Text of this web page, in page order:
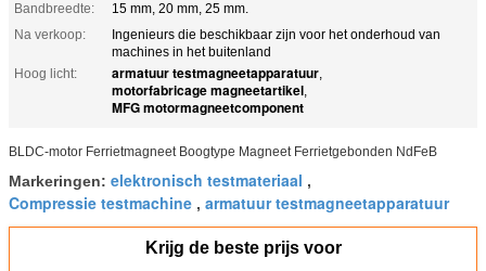
Bandbreedte:
15 mm, 20 mm, 25 mm.
Na verkoop:
Ingenieurs die beschikbaar zijn voor het onderhoud van
machines in het buitenland
Hoog licht:
armatuur testmagneetapparatuur,
motorfabricage magneetartikel,
MFG motormagneetcomponent
BLDC-motor Ferrietmagneet Boogtype Magneet Ferrietgebonden NdFeB
Markeringen: elektronisch testmateriaal ,
Compressie testmachine , armatuur testmagneetapparatuur
Krijg de beste prijs voor